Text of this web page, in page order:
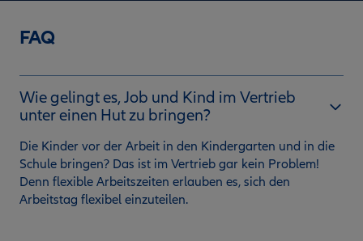
FAQ
Wie gelingt es, Job und Kind im Vertrieb
unter einen Hut zu bringen?
Die Kinder vor der Arbeit in den Kindergarten und in die
Schule bringen? Das ist im Vertrieb gar kein Problem!
Denn flexible Arbeitszeiten erlauben es, sich den
Arbeitstag flexibel einzuteilen.